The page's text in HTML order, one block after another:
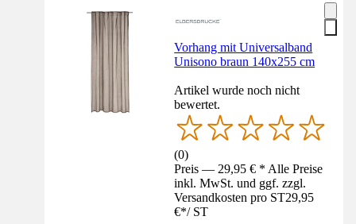
Vorhang mit Universalband
Unisono braun 140x255 cm
Artikel wurde noch nicht
bewertet.
(0)
Preis — 29,95 € * Alle Preise
inkl. MwSt. und ggf. zzgl.
Versandkosten pro ST29,95
€*/ ST